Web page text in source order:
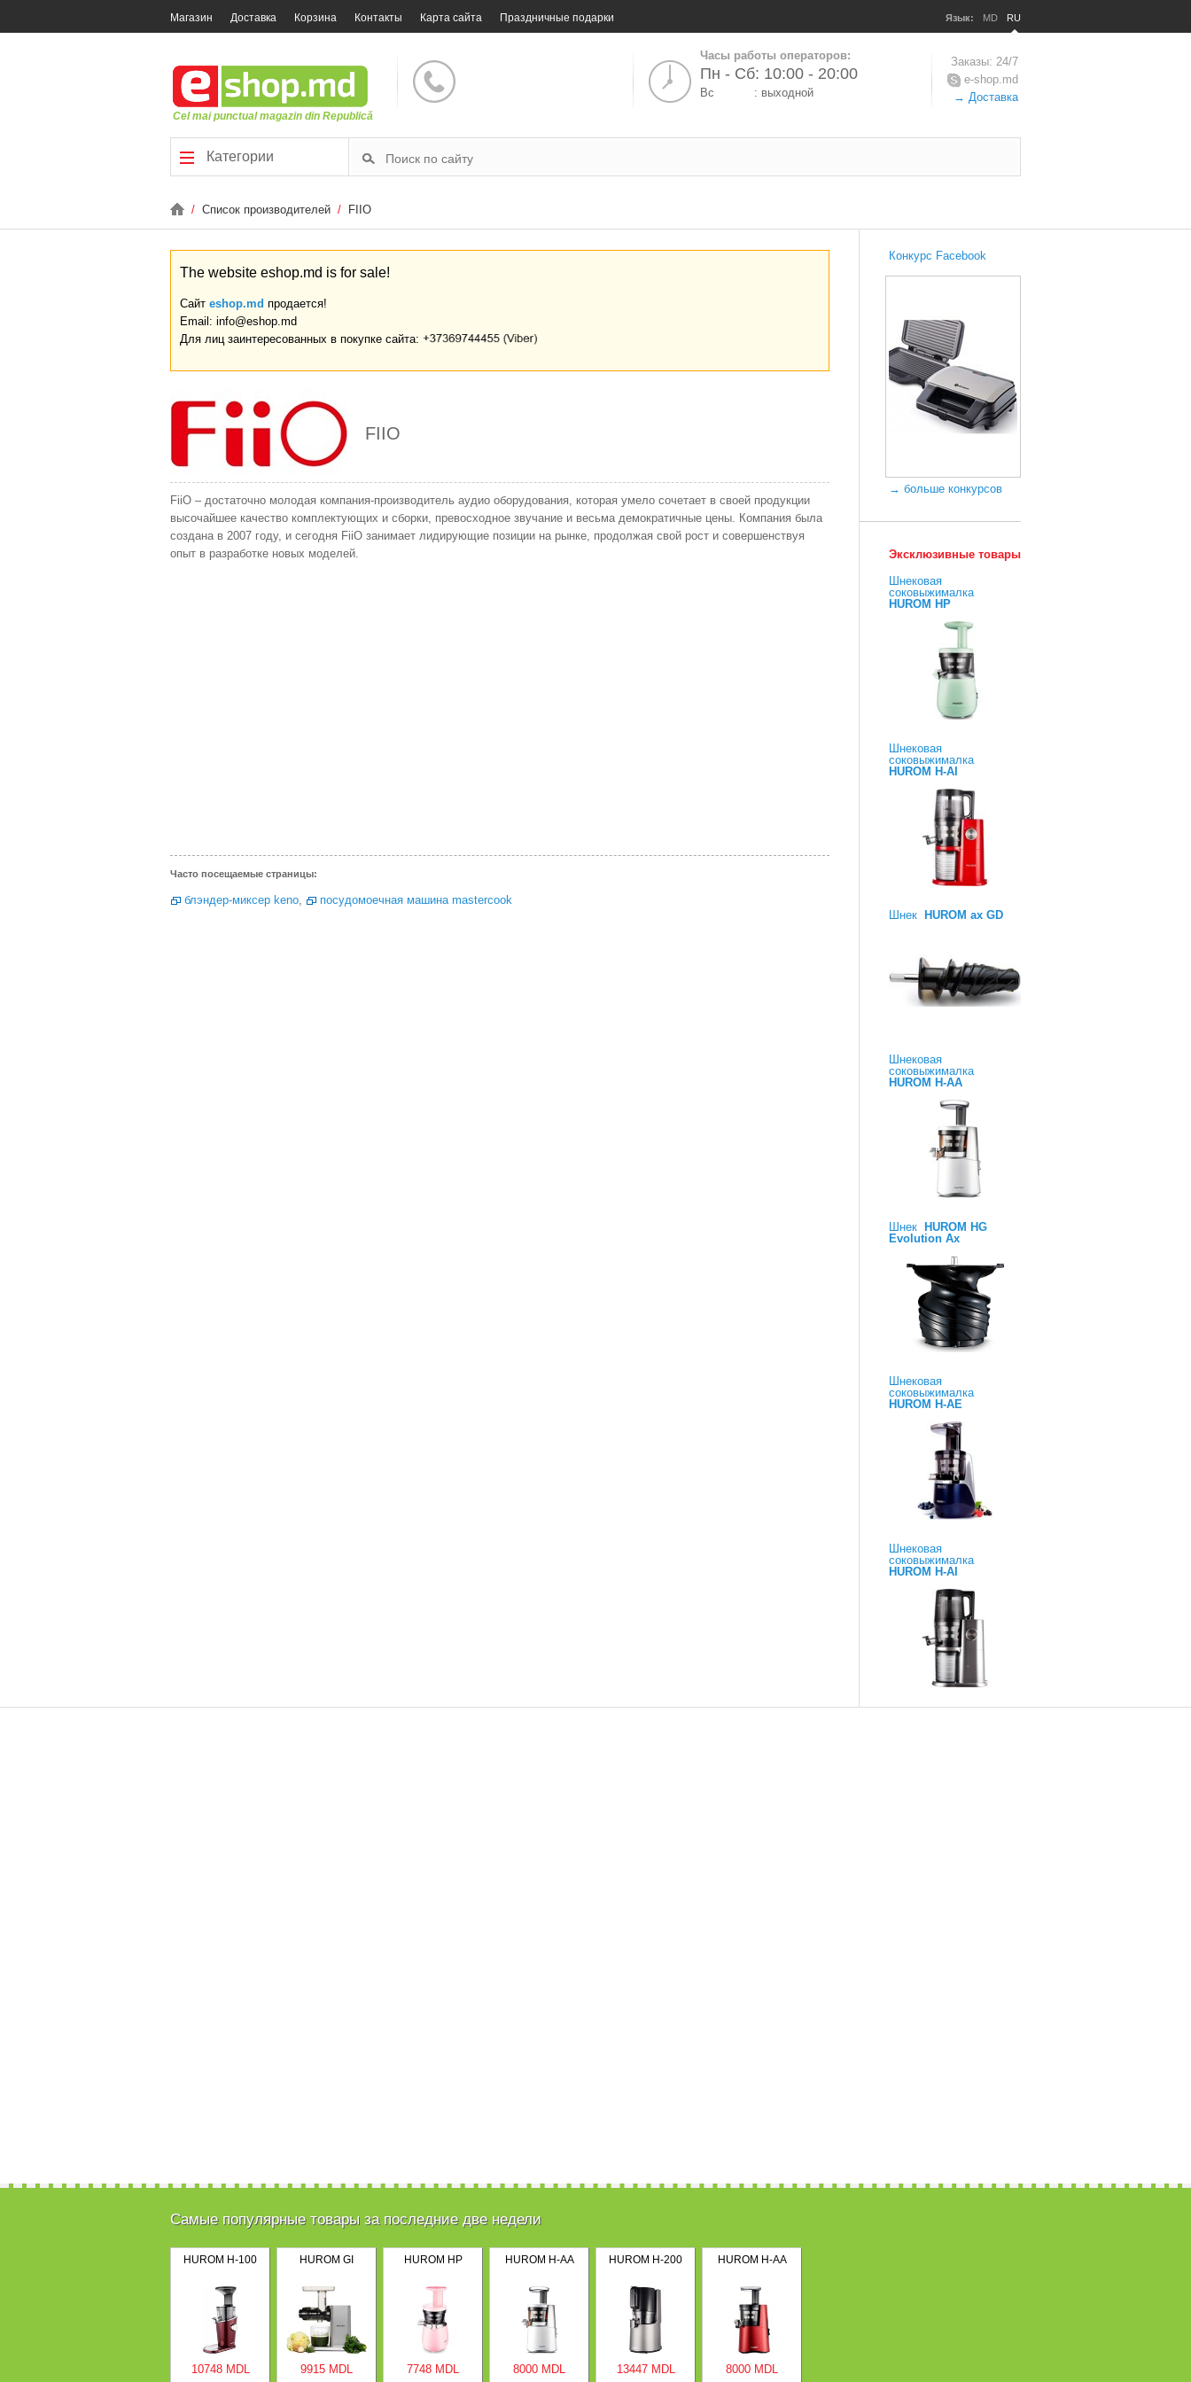
Магазин Доставка Корзина Контакты Карта сайта Праздничные подарки Язык: MD RU
Cel mai punctual magazin din Republică
Часы работы операторов:
Пн - Сб: 10:00 - 20:00
Вс : выходной
Заказы: 24/7
e-shop.md
→ Доставка
Категории
/ Список производителей / FIIO
The website eshop.md is for sale!
Сайт eshop.md продается!
Email: info@eshop.md
Для лиц заинтересованных в покупке сайта:
FIIO
FiiO – достаточно молодая компания-производитель аудио оборудования, которая умело сочетает в своей продукции
высочайшее качество комплектующих и сборки, превосходное звучание и весьма демократичные цены. Компания была
создана в 2007 году, и сегодня FiiO занимает лидирующие позиции на рынке, продолжая свой рост и совершенствуя
опыт в разработке новых моделей.
Часто посещаемые страницы:
блэндер-миксер keno, посудомоечная машина mastercook
Конкурс Facebook
→ больше конкурсов
Эксклюзивные товары
Шнековая
соковыжималка
HUROM HP
Шнековая
соковыжималка
HUROM H-AI
Шнек HUROM ax GD
Шнековая
соковыжималка
HUROM H-AA
Шнек HUROM HG
Evolution Ax
Шнековая
соковыжималка
HUROM H-AE
Шнековая
соковыжималка
HUROM H-AI
Самые популярные товары за последние две недели
HUROM H-100
10748 MDL
HUROM GI
9915 MDL
HUROM HP
7748 MDL
HUROM H-AA
8000 MDL
HUROM H-200
13447 MDL
HUROM H-AA
8000 MDL